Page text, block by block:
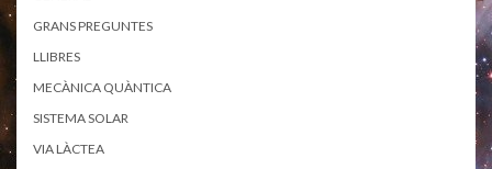
GRANS PREGUNTES
LLIBRES
MECÀNICA QUÀNTICA
SISTEMA SOLAR
VIA LÀCTEA